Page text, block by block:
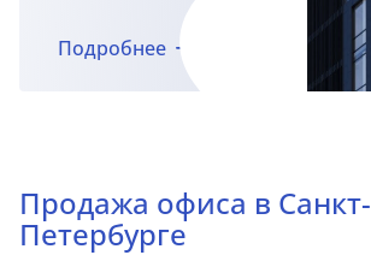
Подробнее
Продажа офиса в Санкт-
Петербурге